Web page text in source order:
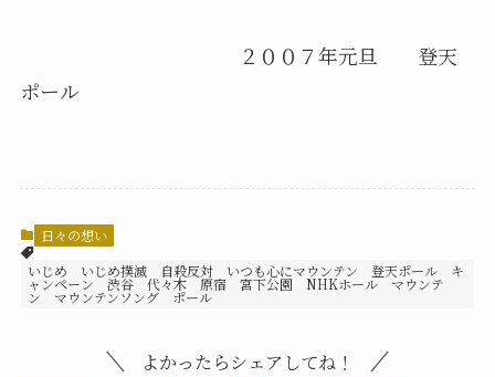
２００７年元旦 登天
ポール
日々の想い
いじめ いじめ撲滅 自殺反対 いつも心にマウンテン 登天ポール キ
ャンペーン 渋谷 代々木 原宿 宮下公園 NHKホール マウンテ
ン マウンテンソング ポール
よかったらシェアしてね！